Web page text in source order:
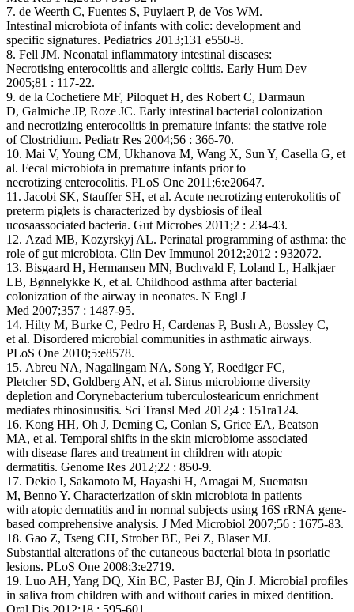
7. de Weerth C, Fuentes S, Puylaert P, de Vos WM.
Intestinal microbiota of infants with colic: development and
specific signatures. Pediatrics 2013;131 e550-8.
8. Fell JM. Neonatal inflammatory intestinal diseases:
Necrotising enterocolitis and allergic colitis. Early Hum Dev
2005;81 : 117-22.
9. de la Cochetiere MF, Piloquet H, des Robert C, Darmaun
D, Galmiche JP, Roze JC. Early intestinal bacterial colonization
and necrotizing enterocolitis in premature infants: the stative role
of Clostridium. Pediatr Res 2004;56 : 366-70.
10. Mai V, Young CM, Ukhanova M, Wang X, Sun Y, Casella G, et
al. Fecal microbiota in premature infants prior to
necrotizing enterocolitis. PLoS One 2011;6:e20647.
11. Jacobi SK, Stauffer SH, et al. Acute necrotizing enterokolitis of
preterm piglets is characterized by dysbiosis of ileal
ucosaassociated bacteria. Gut Microbes 2011;2 : 234-43.
12. Azad MB, Kozyrskyj AL. Perinatal programming of asthma: the
role of gut microbiota. Clin Dev Immunol 2012;2012 : 932072.
13. Bisgaard H, Hermansen MN, Buchvald F, Loland L, Halkjaer
LB, Bønnelykke K, et al. Childhood asthma after bacterial
colonization of the airway in neonates. N Engl J
Med 2007;357 : 1487-95.
14. Hilty M, Burke C, Pedro H, Cardenas P, Bush A, Bossley C,
et al. Disordered microbial communities in asthmatic airways.
PLoS One 2010;5:e8578.
15. Abreu NA, Nagalingam NA, Song Y, Roediger FC,
Pletcher SD, Goldberg AN, et al. Sinus microbiome diversity
depletion and Corynebacterium tuberculostearicum enrichment
mediates rhinosinusitis. Sci Transl Med 2012;4 : 151ra124.
16. Kong HH, Oh J, Deming C, Conlan S, Grice EA, Beatson
MA, et al. Temporal shifts in the skin microbiome associated
with disease flares and treatment in children with atopic
dermatitis. Genome Res 2012;22 : 850-9.
17. Dekio I, Sakamoto M, Hayashi H, Amagai M, Suematsu
M, Benno Y. Characterization of skin microbiota in patients
with atopic dermatitis and in normal subjects using 16S rRNA gene-
based comprehensive analysis. J Med Microbiol 2007;56 : 1675-83.
18. Gao Z, Tseng CH, Strober BE, Pei Z, Blaser MJ.
Substantial alterations of the cutaneous bacterial biota in psoriatic
lesions. PLoS One 2008;3:e2719.
19. Luo AH, Yang DQ, Xin BC, Paster BJ, Qin J. Microbial profiles
in saliva from children with and without caries in mixed dentition.
Oral Dis 2012;18 : 595-601.